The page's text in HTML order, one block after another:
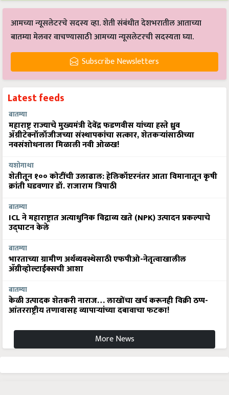
आमच्या न्यूसलेटरचे सदस्य व्हा. शेती संबंधीत देशभरातील आताच्या
बातम्या मेलवर वाचण्यासाठी आमच्या न्यूसलेटरची सदस्यता घ्या.
Subscribe Newsletters
Latest feeds
बातम्या
महाराष्ट्र राज्याचे मुख्यमंत्री देवेंद्र फडणवीस यांच्या हस्ते ध्रुव
ॲग्रीटेक्नॉलॉजीजच्या संस्थापकांचा सत्कार, शेतकऱ्यांसाठीच्या
नवसंशोधनाला मिळाली नवी ओळख!
यशोगाथा
शेतीतून १०० कोटींची उलाढाल: हेलिकॉप्टरनंतर आता विमानातून कृषी
क्रांती घडवणार डॉ. राजाराम त्रिपाठी
बातम्या
ICL ने महाराष्ट्रात अत्याधुनिक विद्राव्य खते (NPK) उत्पादन प्रकल्पाचे
उद्घाटन केले
बातम्या
भारताच्या ग्रामीण अर्थव्यवस्थेसाठी एफपीओ-नेतृत्वाखालील
अ‍ॅग्रीव्होल्टाईक्सची आशा
बातम्या
केळी उत्पादक शेतकरी नाराज… लाखोंचा खर्च करूनही विक्री ठप्प-
आंतरराष्ट्रीय तणावासह व्यापाऱ्यांच्या दबावाचा फटका!
More News